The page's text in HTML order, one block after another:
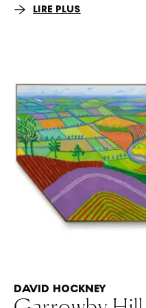
LIRE PLUS
DAVID HOCKNEY